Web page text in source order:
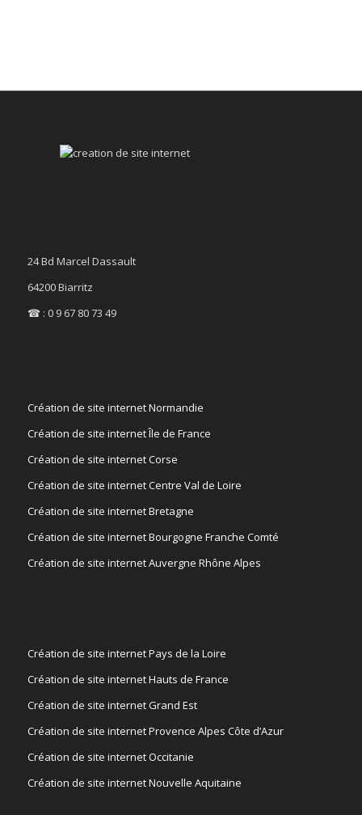
24 Bd Marcel Dassault
64200 Biarritz
☎ : 0 9 67 80 73 49
Création de site internet Normandie
Création de site internet Île de France
Création de site internet Corse
Création de site internet Centre Val de Loire
Création de site internet Bretagne
Création de site internet Bourgogne Franche Comté
Création de site internet Auvergne Rhône Alpes
Création de site internet Pays de la Loire
Création de site internet Hauts de France
Création de site internet Grand Est
Création de site internet Provence Alpes Côte d’Azur
Création de site internet Occitanie
Création de site internet Nouvelle Aquitaine